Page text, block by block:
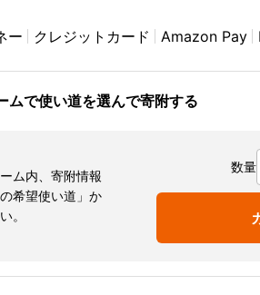
ー クレジットカード Amazon Pay
ムで使い道を選んで寄附する
ム内、寄附情報
希望使い道」か
。
数量